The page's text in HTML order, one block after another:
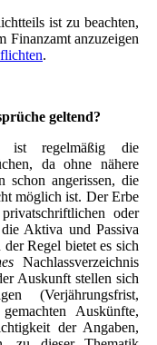
ist zu beachten,
Finanzamt anzuzeigen
.
geltend?
ist regelmäßig die
da ohne nähere
schon angerissen, die
möglich ist. Der Erbe
oder
Aktiva und Passiva
Regel bietet es sich
Nachlassverzeichnis
Auskunft stellen sich
(Verjährungsfrist,
Auskünfte,
der Angaben,